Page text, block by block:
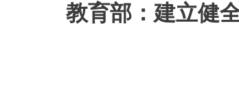
教育部：建立健